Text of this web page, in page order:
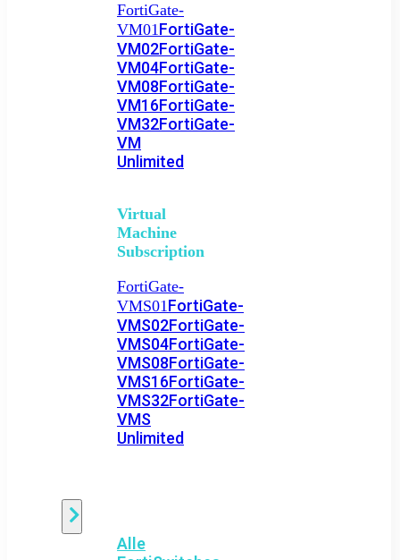
FortiGate-
VM01FortiGate-
VM02FortiGate-
VM04FortiGate-
VM08FortiGate-
VM16FortiGate-
VM32FortiGate-
VM
Unlimited
Virtual
Machine
Subscription
FortiGate-
VMS01FortiGate-
VMS02FortiGate-
VMS04FortiGate-
VMS08FortiGate-
VMS16FortiGate-
VMS32FortiGate-
VMS
Unlimited
Alle